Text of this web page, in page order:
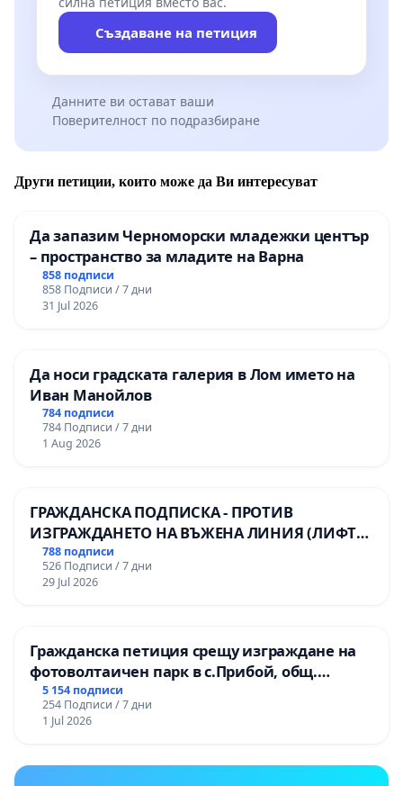
Създаване на петиция
Данните ви остават ваши
Поверителност по подразбиране
Други петиции, които може да Ви интересуват
Да запазим Черноморски младежки център
– пространство за младите на Варна
858 подписи
858 Подписи / 7 дни
31 Jul 2026
Да носи градската галерия в Лом името на
Иван Манойлов
784 подписи
784 Подписи / 7 дни
1 Aug 2026
ГРАЖДАНСКА ПОДПИСКА - ПРОТИВ
ИЗГРАЖДАНЕТО НА ВЪЖЕНА ЛИНИЯ (ЛИФТ)
НА ТЕРИТОРИЯТА НА ПРИРОДНА
ЗАБЕЛЕЖИТЕЛНОСТ „ХЪЛМ НА
ОСВОБОДИТЕЛИТЕ“ (БУНАРДЖИК)
788 подписи
526 Подписи / 7 дни
29 Jul 2026
Гражданска петиция срещу изграждане на
фотоволтаичен парк в с.Прибой, общ.
Радомир
5 154 подписи
254 Подписи / 7 дни
1 Jul 2026